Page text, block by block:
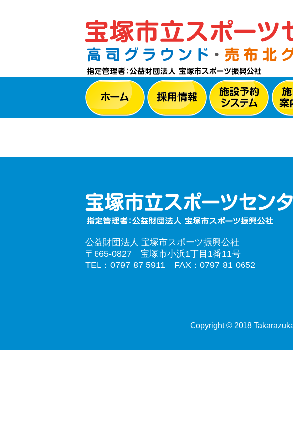
公益財団法人 宝塚市スポーツ振興公社
〒665-0827 宝塚市小浜1丁目1番11号
TEL：0797-87-5911 FAX：0797-81-0652
Copyright © 2018